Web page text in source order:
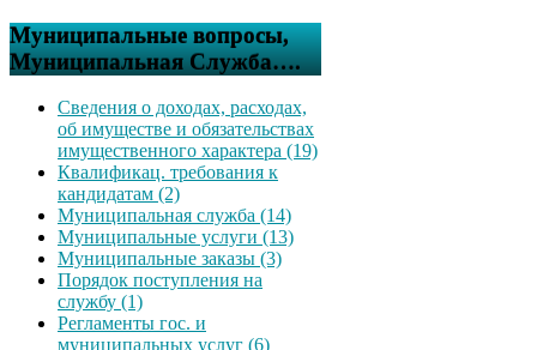
Муниципальные вопросы,
Муниципальная Служба….
Сведения о доходах, расходах,
об имуществе и обязательствах
имущественного характера (19)
Квалификац. требования к
кандидатам (2)
Муниципальная служба (14)
Муниципальные услуги (13)
Муниципальные заказы (3)
Порядок поступления на
службу (1)
Регламенты гос. и
муниципальных услуг (6)